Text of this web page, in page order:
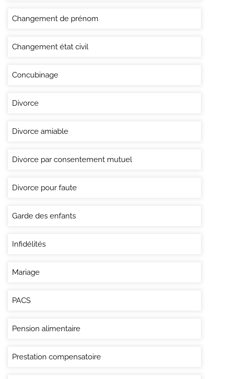
Changement de prénom
Changement état civil
Concubinage
Divorce
Divorce amiable
Divorce par consentement mutuel
Divorce pour faute
Garde des enfants
Infidélités
Mariage
PACS
Pension alimentaire
Prestation compensatoire